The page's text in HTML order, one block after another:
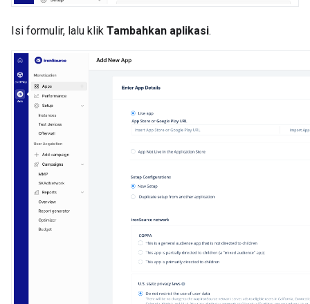
Isi formulir, lalu klik Tambahkan aplikasi.